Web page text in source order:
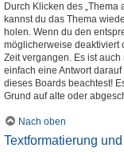
Durch Klicken des
kannst du das Thema
holen. Wenn du den
möglicherweise deaktiviert
Zeit vergangen. Es ist
einfach eine Antwort
dieses Boards beachtest!
Grund auf alte oder
Nach oben
Textformatierung